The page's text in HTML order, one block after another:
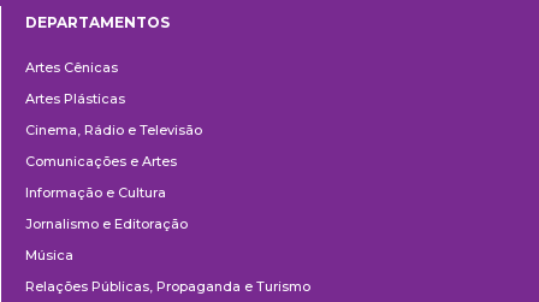
DEPARTAMENTOS
Artes Cênicas
Artes Plásticas
Cinema, Rádio e Televisão
Comunicações e Artes
Informação e Cultura
Jornalismo e Editoração
Música
Relações Públicas, Propaganda e Turismo